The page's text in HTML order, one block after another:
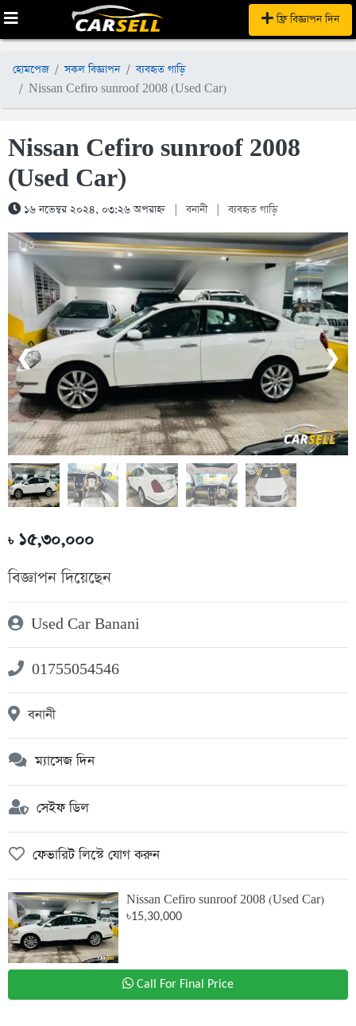
ফ্রি বিজ্ঞাপন দিন
হোমপেজ সকল বিজ্ঞাপন
ব্যবহৃত গাড়ি
Nissan Cefiro sunroof 2008 (Used Car)
Nissan Cefiro sunroof 2008
(Used Car)
১৬ নভেম্বর ২০২৪, ০৩:২৬ অপরাহ্ন বনানী ব্যবহৃত গাড়ি
1 / 5
❮ ❯
৳১৫,৩০,০০০
বিজ্ঞাপন দিয়েছেন
Used Car Banani
01755054546
বনানী
ম্যাসেজ দিন
সেইফ ডিল
ফেভারিট লিস্টে যোগ করুন
Nissan Cefiro sunroof 2008 (Used Car)
৳15,30,000
Call For Final Price